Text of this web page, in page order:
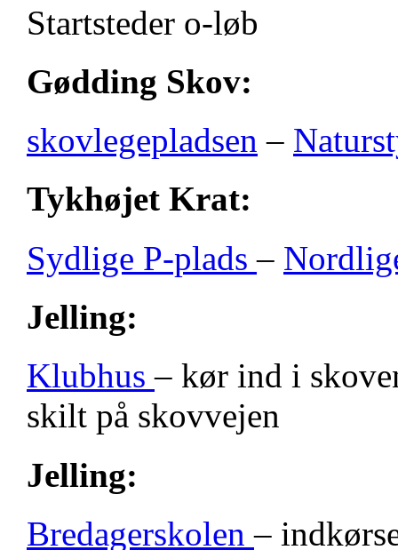
Startsteder o-løb
Gødding Skov:
skovlegepladsen –
Tykhøjet Krat:
Sydlige P-plads–
Jelling:
Klubhus– kør ind i
skilt på skovvejen
Jelling:
Bredagerskolen–